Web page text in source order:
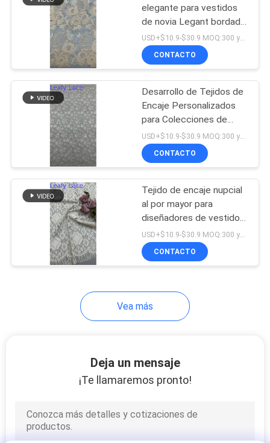
Tulle Mesh Fabric
tela impresa hoja
20
bordado
elegante para vestidos
de novia Legant bordado
Tejido de encaje para
diseñadores de moda
USD+$10.9-$30.9 MOQ:300 yardas
CONTACTO
Desarrollo de Tejidos de
Encaje Personalizados
para Colecciones de
Moda
USD+$10.9-$30.9 MOQ:300 yardas
CONTACTO
Tejido de encaje nupcial
al por mayor para
diseñadores de vestidos
de novia
CONTACTO
Vea más
Deja un mensaje
¡Te llamaremos pronto!